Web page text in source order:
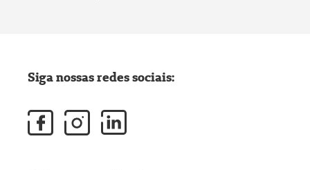
Siga nossas redes sociais: